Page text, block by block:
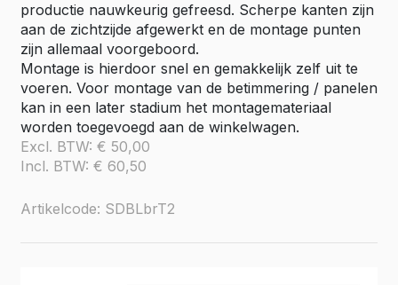
productie nauwkeurig gefreesd. Scherpe kanten zijn
aan de zichtzijde afgewerkt en de montage punten
zijn allemaal voorgeboord.
Montage is hierdoor snel en gemakkelijk zelf uit te
voeren. Voor montage van de betimmering / panelen
kan in een later stadium het montagemateriaal
worden toegevoegd aan de winkelwagen.
Excl. BTW: € 50,00
Incl. BTW: € 60,50
Artikelcode: SDBLbrT2